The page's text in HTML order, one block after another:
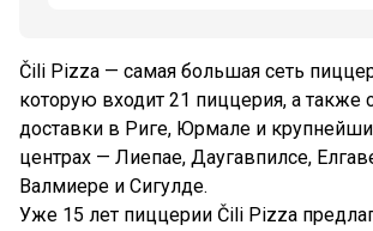
Čili Pizza — самая большая сеть
которую входит 21 пиццерия, а также
доставки в Риге, Юрмале и
центрах — Лиепае, Даугавпилсе,
Валмиере и Сигулде.
Уже 15 лет пиццерии Čili Pizza